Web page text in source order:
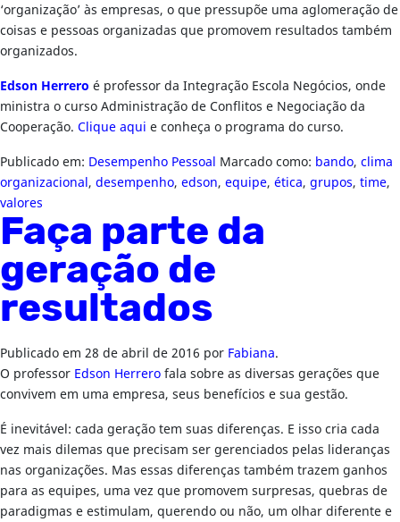
‘organização’ às empresas, o que pressupõe uma aglomeração de
coisas e pessoas organizadas que promovem resultados também
organizados.
Edson Herrero é professor da Integração Escola Negócios, onde
ministra o curso Administração de Conflitos e Negociação da
Cooperação. Clique aqui e conheça o programa do curso.
Publicado em: Desempenho Pessoal Marcado como: bando, clima
organizacional, desempenho, edson, equipe, ética, grupos, time,
valores
Faça parte da
geração de
resultados
Publicado em 28 de abril de 2016 por Fabiana.
O professor Edson Herrerofala sobre as diversas gerações que
convivem em uma empresa, seus benefícios e sua gestão.
É inevitável: cada geração tem suas diferenças. E isso cria cada
vez mais dilemas que precisam ser gerenciados pelas lideranças
nas organizações. Mas essas diferenças também trazem ganhos
para as equipes, uma vez que promovem surpresas, quebras de
paradigmas e estimulam, querendo ou não, um olhar diferente e